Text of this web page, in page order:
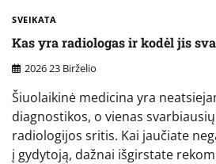
SVEIKATA
Kas yra radiologas ir kodėl jis
2026 23 Birželio
Šiuolaikinė medicina yra
diagnostikos, o vienas
radiologijos sritis. Kai jaučiate
į gydytoją, dažnai išgirstate